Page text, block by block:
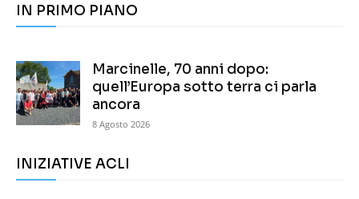
IN PRIMO PIANO
Marcinelle, 70 anni dopo:
quell’Europa sotto terra ci parla
ancora
8 Agosto 2026
INIZIATIVE ACLI